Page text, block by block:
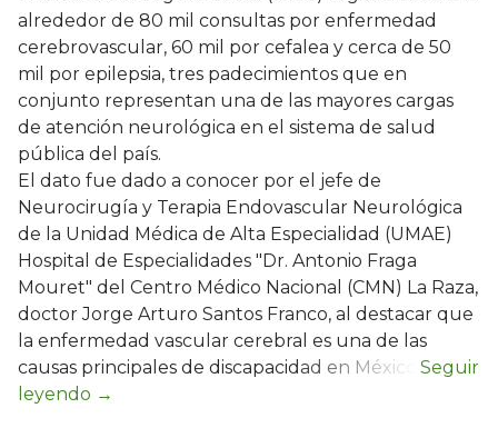
alrededor de 80 mil consultas por enfermedad
cerebrovascular, 60 mil por cefalea y cerca de 50
mil por epilepsia, tres padecimientos que en
conjunto representan una de las mayores cargas
de atención neurológica en el sistema de salud
pública del país.
El dato fue dado a conocer por el jefe de
Neurocirugía y Terapia Endovascular Neurológica
de la Unidad Médica de Alta Especialidad (UMAE)
Hospital de Especialidades "Dr. Antonio Fraga
Mouret" del Centro Médico Nacional (CMN) La Raza,
doctor Jorge Arturo Santos Franco, al destacar que
la enfermedad vascular cerebral es una de las
causas principales de discapacidad en México.